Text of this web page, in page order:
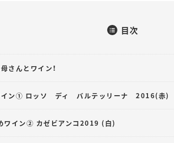
目次
さんとワイン！
イン① ロッソ ディ バルテッリーナ 2016(赤)
ワイン② カゼビアンコ2019 (白)